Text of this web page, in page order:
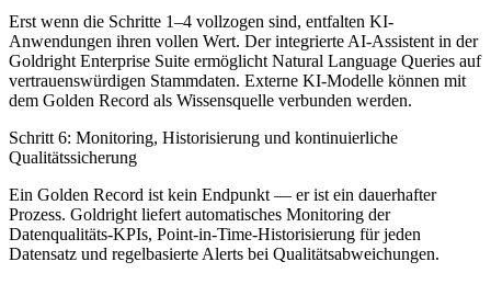
Erst wenn die Schritte 1–4 vollzogen sind, entfalten KI-
Anwendungen ihren vollen Wert. Der integrierte AI-Assistent in der
Goldright Enterprise Suite ermöglicht Natural Language Queries auf
vertrauenswürdigen Stammdaten. Externe KI-Modelle können mit
dem Golden Record als Wissensquelle verbunden werden.
Schritt 6: Monitoring, Historisierung und kontinuierliche
Qualitätssicherung
Ein Golden Record ist kein Endpunkt — er ist ein dauerhafter
Prozess. Goldright liefert automatisches Monitoring der
Datenqualitäts-KPIs, Point-in-Time-Historisierung für jeden
Datensatz und regelbasierte Alerts bei Qualitätsabweichungen.